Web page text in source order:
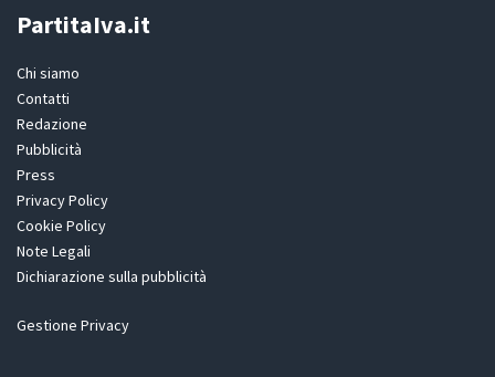
PartitaIva.it
Chi siamo
Contatti
Redazione
Pubblicità
Press
Privacy Policy
Cookie Policy
Note Legali
Dichiarazione sulla pubblicità
Gestione Privacy